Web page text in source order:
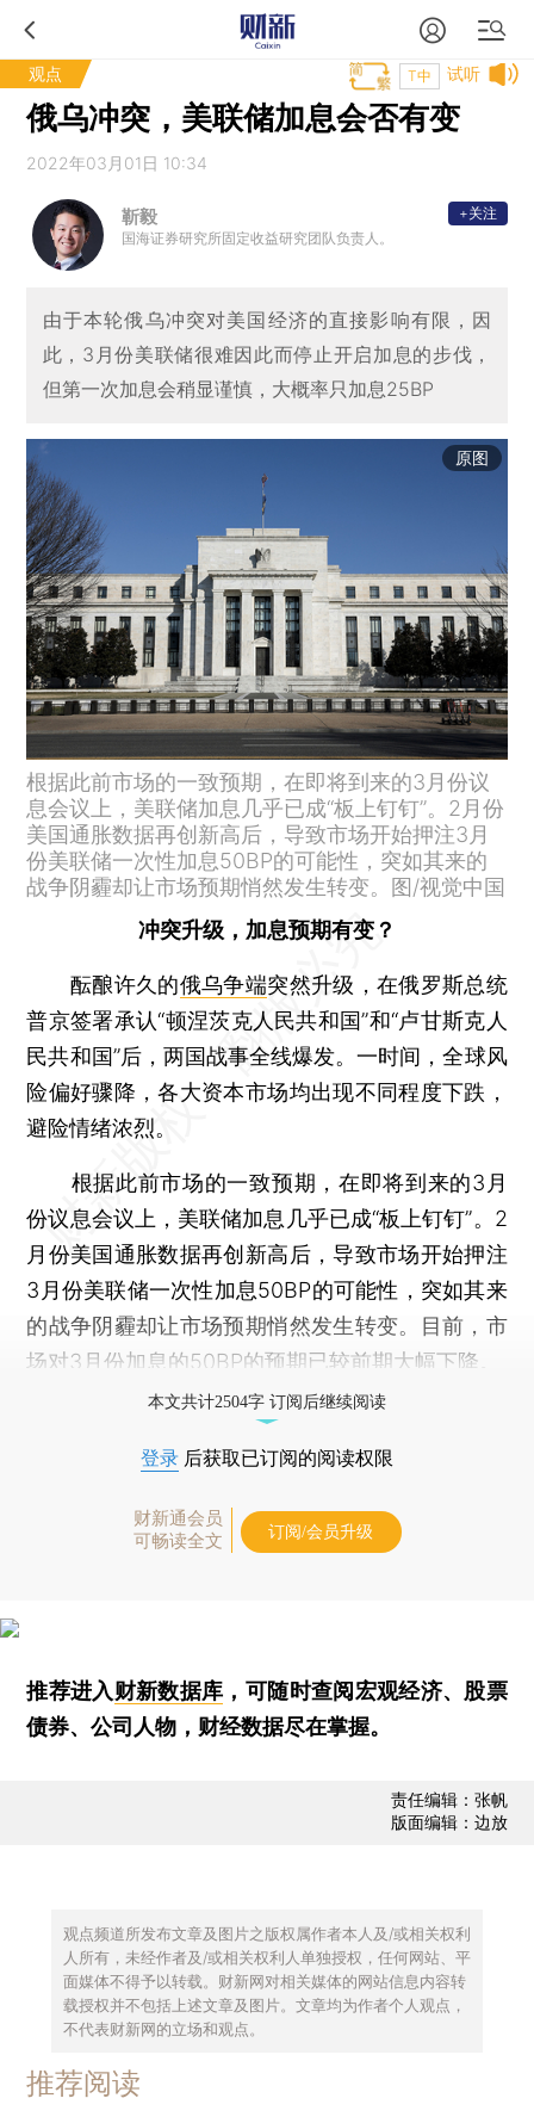
观点 试听
T中
俄乌冲突，美联储加息会否有变
2022年03月01日 10:34
靳毅
国海证券研究所固定收益研究团队负责人。
+关注
由于本轮俄乌冲突对美国经济的直接影响有限，因
此，3月份美联储很难因此而停止开启加息的步伐，
但第一次加息会稍显谨慎，大概率只加息25BP
原图
根据此前市场的一致预期，在即将到来的3月份议
息会议上，美联储加息几乎已成“板上钉钉”。2月份
美国通胀数据再创新高后，导致市场开始押注3月
份美联储一次性加息50BP的可能性，突如其来的
战争阴霾却让市场预期悄然发生转变。图/视觉中国
冲突升级，加息预期有变？
酝酿许久的俄乌争端突然升级，在俄罗斯总统
普京签署承认“顿涅茨克人民共和国”和“卢甘斯克人
民共和国”后，两国战事全线爆发。一时间，全球风
险偏好骤降，各大资本市场均出现不同程度下跌，
避险情绪浓烈。
根据此前市场的一致预期，在即将到来的3月
份议息会议上，美联储加息几乎已成“板上钉钉”。2
月份美国通胀数据再创新高后，导致市场开始押注
3月份美联储一次性加息50BP的可能性，突如其来
的战争阴霾却让市场预期悄然发生转变。目前，市
场对3月份加息的50BP的预期已较前期大幅下降。
本文共计2504字 订阅后继续阅读
登录 后获取已订阅的阅读权限
财新通会员
可畅读全文
订阅/会员升级
推荐进入财新数据库 ，可随时查阅宏观经济、股票
债券、公司人物，财经数据尽在掌握。
责任编辑：张帆
版面编辑：边放
观点频道所发布文章及图片之版权属作者本人及/或相关权利
人所有，未经作者及/或相关权利人单独授权，任何网站、平
面媒体不得予以转载。财新网对相关媒体的网站信息内容转
载授权并不包括上述文章及图片。文章均为作者个人观点，
不代表财新网的立场和观点。
推荐阅读